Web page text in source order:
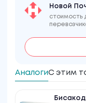
Новой
стоимость
АналогиС этим